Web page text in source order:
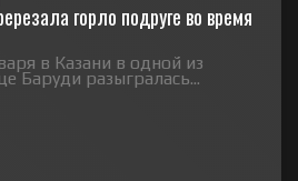
горло подруге во время
в Казани в одной из
Баруди разыгралась...